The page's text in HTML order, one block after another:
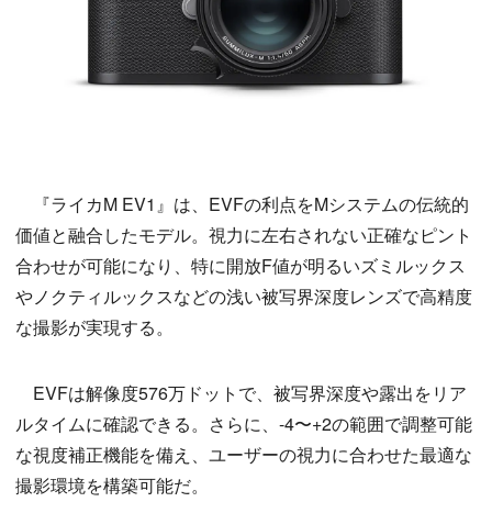
『ライカM EV1』は、EVFの利点をMシステムの伝統的
価値と融合したモデル。視力に左右されない正確なピント
合わせが可能になり、特に開放F値が明るいズミルックス
やノクティルックスなどの浅い被写界深度レンズで高精度
な撮影が実現する。
EVFは解像度576万ドットで、被写界深度や露出をリア
ルタイムに確認できる。さらに、-4〜+2の範囲で調整可能
な視度補正機能を備え、ユーザーの視力に合わせた最適な
撮影環境を構築可能だ。